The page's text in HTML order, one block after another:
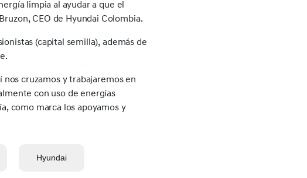
limpia al ayudar a que el
CEO de Hyundai Colombia.
(capital semilla), además de
cruzamos y trabajaremos en
con uso de energías
como marca los apoyamos y
Hyundai